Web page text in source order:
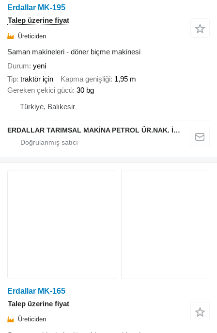
Erdallar MK-195
Talep üzerine fiyat
Üreticiden
Saman makineleri - döner biçme makinesi
Durum yeni
Tip traktör için Kapma genişliği 1,95 m
Gereken çekici gücü 30 bg
Türkiye, Balıkesir
ERDALLAR TARIMSAL MAKİNA PETROL ÜR.NAK. İNŞ. HAYV. SAN. VE TİC. LTD ŞTİ
Erdallar MK-165
Talep üzerine fiyat
Üreticiden